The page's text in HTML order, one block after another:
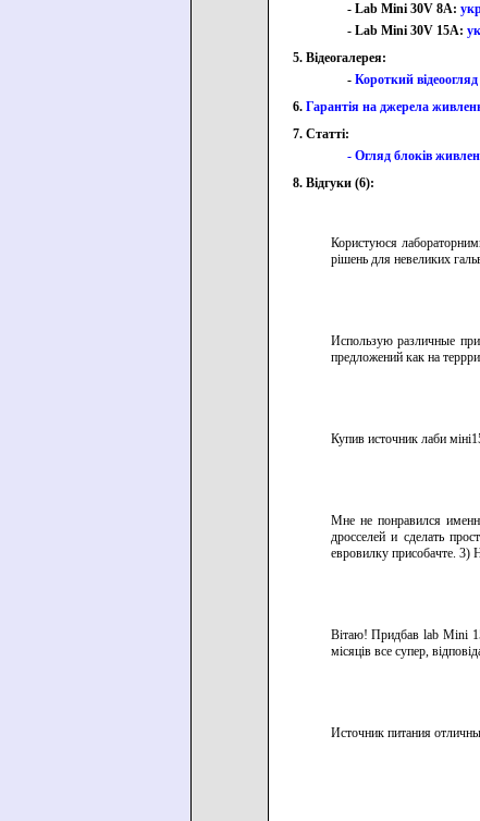
- Lab Mini 30V 8A:
- Lab Mini 30V 15A:
5. Відеогалерея:
- Короткий
6. Гарантія на джерела
7. Статті:
- Огляд блоків
8. Відгуки (6):
Користуюся
рішень для невеликих
Использую различные
предложений как на
Купив источник лаби
Мне не понравился
дросселей и сделать
евровилку присобачте. 3)
Вітаю! Придбав lab Mini
місяців все супер,
Источник питания